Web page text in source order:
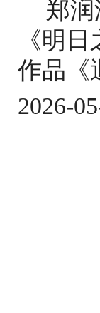
郑润
《明
作品《
2026-